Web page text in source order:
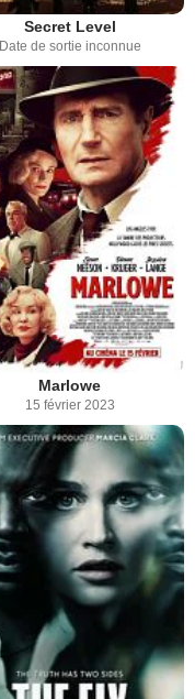
Secret Level
Date de sortie inconnue
Marlowe
15 février 2023